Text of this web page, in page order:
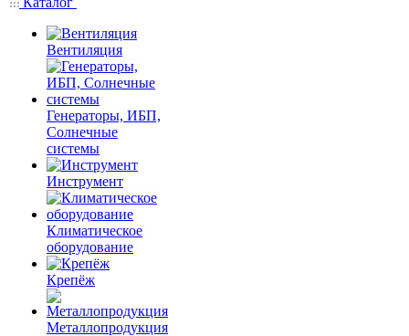
Вентиляция
Генераторы, ИБП,
Солнечные
системы
Инструмент
Климатическое
оборудование
Крепёж
Металлопродукция